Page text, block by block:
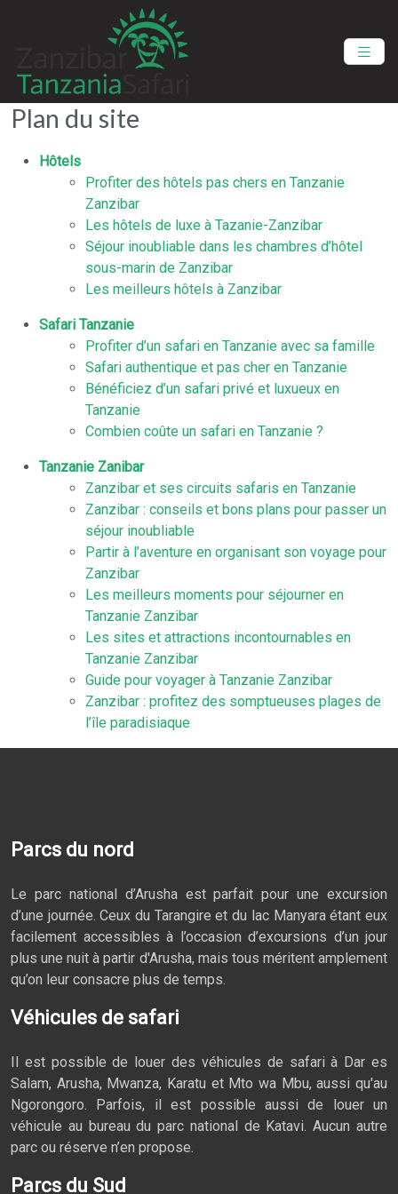
Plan du site
Hôtels
Profiter des hôtels pas chers en Tanzanie
Zanzibar
Les hôtels de luxe à Tazanie-Zanzibar
Séjour inoubliable dans les chambres d’hôtel
sous-marin de Zanzibar
Les meilleurs hôtels à Zanzibar
Safari Tanzanie
Profiter d’un safari en Tanzanie avec sa famille
Safari authentique et pas cher en Tanzanie
Bénéficiez d’un safari privé et luxueux en
Tanzanie
Combien coûte un safari en Tanzanie ?
Tanzanie Zanibar
Zanzibar et ses circuits safaris en Tanzanie
Zanzibar : conseils et bons plans pour passer un
séjour inoubliable
Partir à l’aventure en organisant son voyage pour
Zanzibar
Les meilleurs moments pour séjourner en
Tanzanie Zanzibar
Les sites et attractions incontournables en
Tanzanie Zanzibar
Guide pour voyager à Tanzanie Zanzibar
Zanzibar : profitez des somptueuses plages de
l’île paradisiaque
Parcs du nord
Le parc national d’Arusha est parfait pour une excursion
d’une journée. Ceux du Tarangire et du lac Manyara étant eux
facilement accessibles à l’occasion d’excursions d’un jour
plus une nuit à partir d'Arusha, mais tous méritent amplement
qu’on leur consacre plus de temps.
Véhicules de safari
Il est possible de louer des véhicules de safari à Dar es
Salam, Arusha, Mwanza, Karatu et Mto wa Mbu, aussi qu'au
Ngorongoro. Parfois, il est possible aussi de louer un
véhicule au bureau du parc national de Katavi. Aucun autre
parc ou réserve n’en propose.
Parcs du Sud